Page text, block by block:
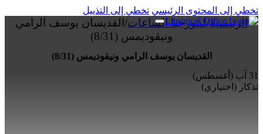
تخطي إلى المحتوى الرئيسي تخطي إلى التذييل
الرئيسية/ليتورجيا الساعات/ القديسان يوسف الرامي
ونيقوديمس (8/31)
القديسان يوسف الرامي ونيقوديمس (8/31)
31 آب (أغسطس)
تذكار (اختياري)